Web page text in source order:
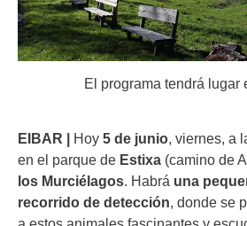
El programa tendrá lugar
EIBAR | Hoy 5 de junio, viernes, a
en el parque de Estixa (camino de
los Murciélagos. Habrá una
recorrido de detección, donde se